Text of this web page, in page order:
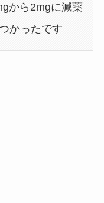
から2mgに減薬
かったです